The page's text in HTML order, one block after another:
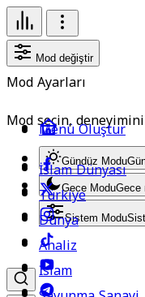
Mod değiştir
Mod Ayarları
Mod seçin,
Gündüz Modu
Gece ModuGece
Sistem Modu
Menü Oluştur
İslam Dünyası
Türkiye
Dünya
Analiz
İslam